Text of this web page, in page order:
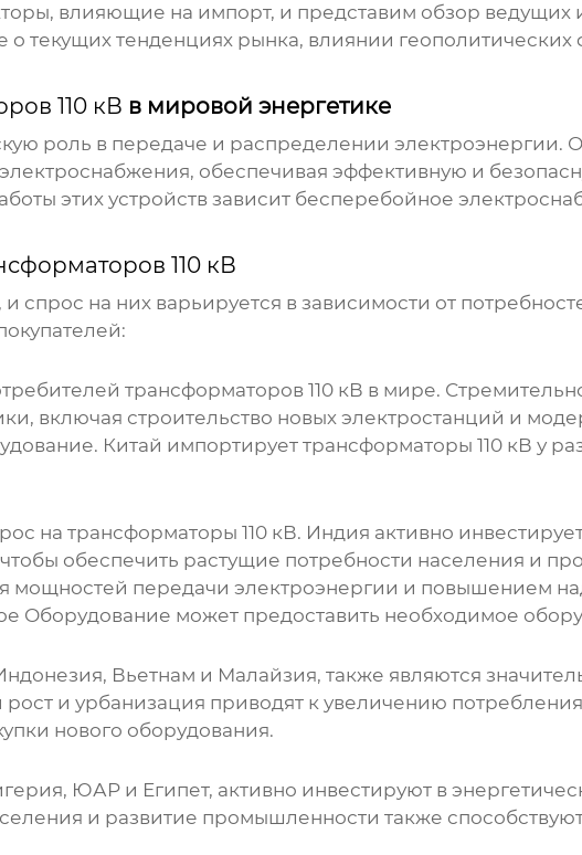
влияющие на импорт, и представим обзор ведущих
о текущих тенденциях рынка, влиянии геополитических
110 кВ в мировой энергетике
роль в передаче и распределении
обеспечивая эффективную и
этих устройств зависит бесперебойное
110 кВ
и спрос на них варьируется в зависимости от
трансформаторов 110 кВ в мире.
включая строительство новых электростанций и
Китай импортирует трансформаторы 110 кВ у
на трансформаторы 110 кВ. Индия активно
обеспечить растущие потребности населения и
мощностей передачи электроэнергии и повышением
Оборудование может предоставить необходимое
Вьетнам и Малайзия, также являются
и урбанизация приводят к увеличению
нового оборудования.
ЮАР и Египет, активно инвестируют в
и развитие промышленности также